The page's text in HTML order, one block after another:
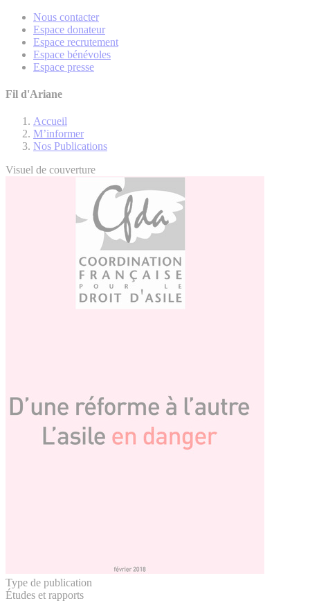
Nous contacter
Espace donateur
Espace recrutement
Espace bénévoles
Espace presse
Fil d'Ariane
Accueil
M’informer
Nos Publications
Visuel de couverture
Type de publication
Études et rapports